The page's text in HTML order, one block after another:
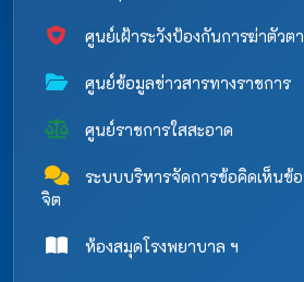
ศูนย์เฝ้าระวังป้องกันการฆ่าตัวต
ศูนย์ข้อมูลข่าวสารทางราชการ
ศูนย์ราชการใสสะอาด
ระบบบริหารจัดการข้อคิดเห็นข้
จิต
ห้องสมุดโรงพยาบาล ฯ